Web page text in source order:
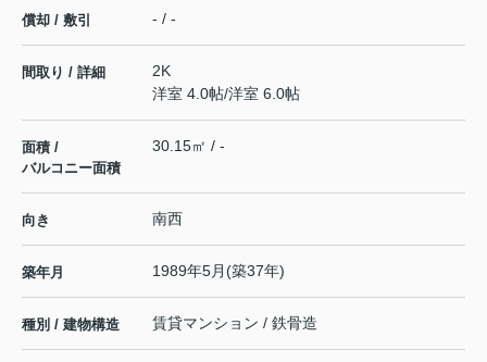
償却 / 敷引 - / -
間取り / 詳細
2K
洋室 4.0帖/洋室 6.0帖
面積 /
バルコニー面積
30.15㎡ / -
向き 南西
築年月 1989年5月(築37年)
種別 / 建物構造 賃貸マンション / 鉄骨造